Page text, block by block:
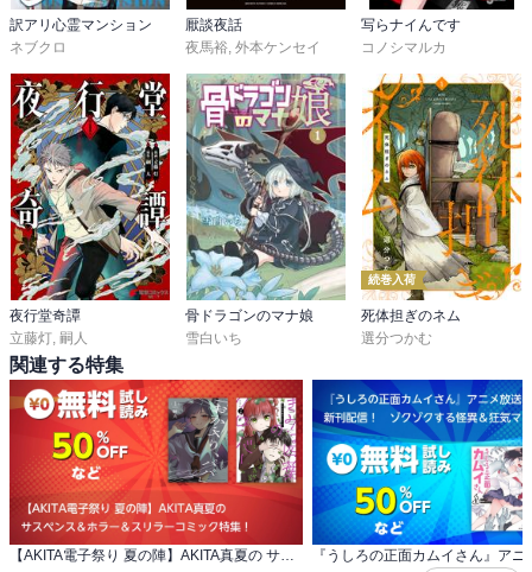
訳アリ心霊マンション
ネブクロ
厭談夜話
夜馬裕, 外本ケンセイ
写らナイんです
コノシマルカ
夜行堂奇譚
立藤灯 嗣人
骨ドラゴンのマナ娘
雪白いち
続巻入荷
死体担ぎのネム
選分つかむ
関連する特集